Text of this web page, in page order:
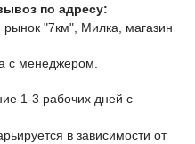
по адресу:
"7км", Милка, магазин
с менеджером.
1-3 рабочих дней с
в зависимости от